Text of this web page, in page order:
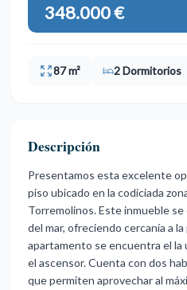
348.000 €
87 m² 2 Dormitorios
Descripción
Presentamos esta excelente
piso ubicado en la codiciada
Torremolinos. Este inmueble
del mar, ofreciendo cercanía a
apartamento se encuentra el la
el ascensor. Cuenta con dos
que permiten aprovechar al